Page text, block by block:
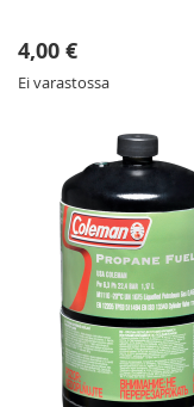
4,00 €
Ei varastossa